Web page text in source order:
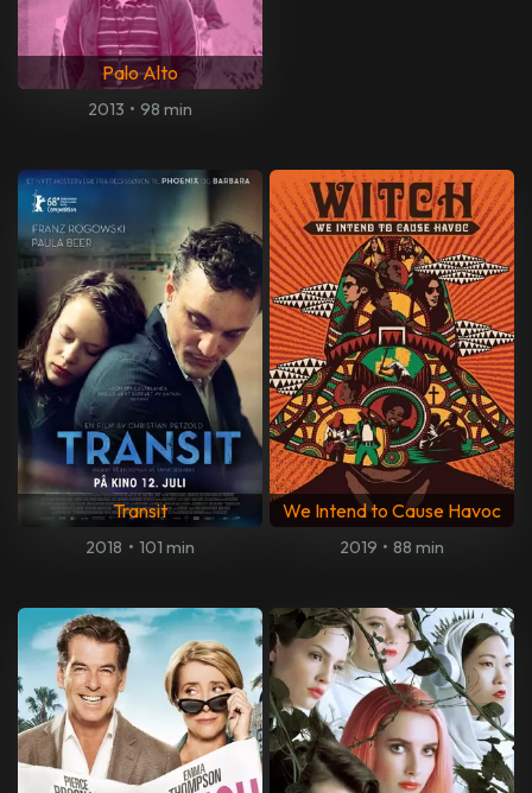
Palo Alto
2013 • 98 min
Transit
2018 • 101 min
We Intend to Cause Havoc
2019 • 88 min